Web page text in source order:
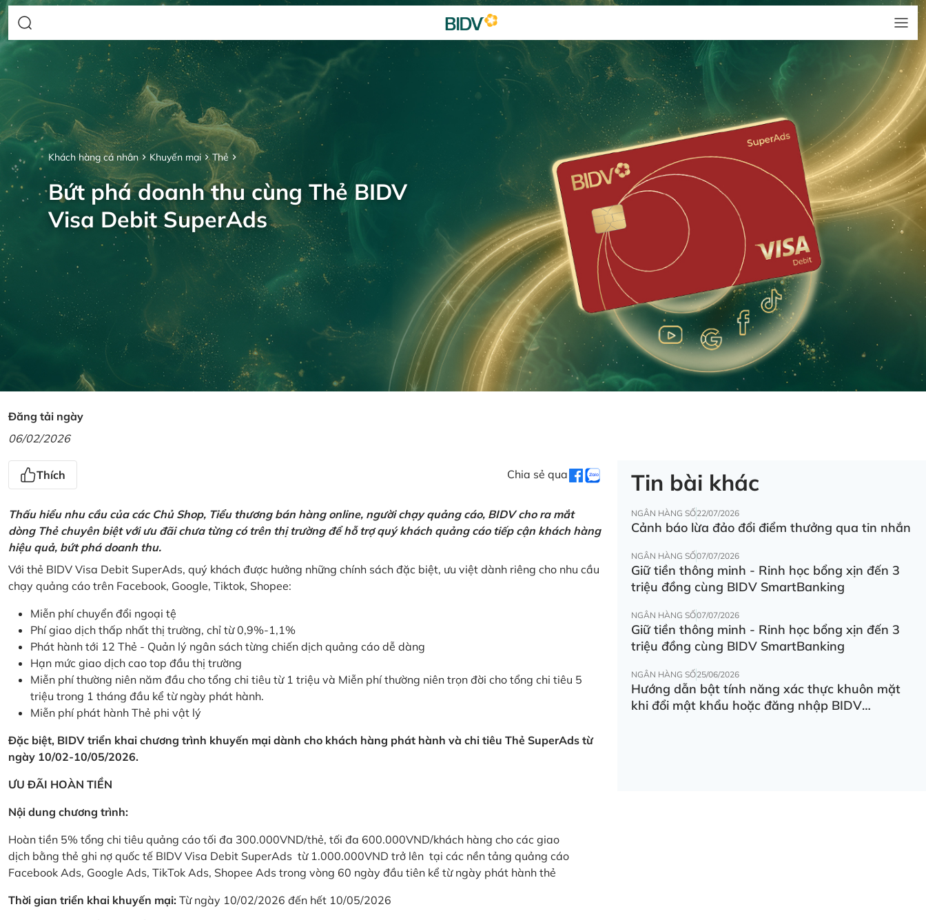
Khách hàng cá nhân Khuyến mại Thẻ
Bứt phá doanh thu cùng Thẻ BIDV
Visa Debit SuperAds
Đăng tải ngày
06/02/2026
Thích Chia sẻ qua
Thấu hiểu nhu cầu của các Chủ Shop, Tiểu thương bán hàng online, người chạy quảng cáo, BIDV cho ra mắt
dòng Thẻ chuyên biệt với ưu đãi chưa từng có trên thị trường để hỗ trợ quý khách quảng cáo tiếp cận khách hàng
hiệu quả, bứt phá doanh thu.
Với thẻ BIDV Visa Debit SuperAds, quý khách được hưởng những chính sách đặc biệt, ưu việt dành riêng cho nhu cầu
chạy quảng cáo trên Facebook, Google, Tiktok, Shopee:
Miễn phí chuyển đổi ngoại tệ
Phí giao dịch thấp nhất thị trường, chỉ từ 0,9%-1,1%
Phát hành tới 12 Thẻ - Quản lý ngân sách từng chiến dịch quảng cáo dễ dàng
Hạn mức giao dịch cao top đầu thị trường
Miễn phí thường niên năm đầu cho tổng chi tiêu từ 1 triệu và Miễn phí thường niên trọn đời cho tổng chi tiêu 5
triệu trong 1 tháng đầu kể từ ngày phát hành.
Miễn phí phát hành Thẻ phi vật lý
Đặc biệt, BIDV triển khai chương trình khuyến mại dành cho khách hàng phát hành và chi tiêu Thẻ SuperAds từ
ngày 10/02-10/05/2026.
ƯU ĐÃI HOÀN TIỀN
Nội dung chương trình:
Hoàn tiền 5% tổng chi tiêu quảng cáo tối đa 300.000VND/thẻ, tối đa 600.000VND/khách hàng cho các giao
dịch bằng thẻ ghi nợ quốc tế BIDV Visa Debit SuperAds từ 1.000.000VND trở lên tại các nền tảng quảng cáo
Facebook Ads, Google Ads, TikTok Ads, Shopee Ads trong vòng 60 ngày đầu tiên kể từ ngày phát hành thẻ
Thời gian triển khai khuyến mại: Từ ngày 10/02/2026 đến hết 10/05/2026
Tin bài khác
NGÂN HÀNG SỐ22/07/2026
Cảnh báo lừa đảo đổi điểm thưởng qua tin nhắn
NGÂN HÀNG SỐ07/07/2026
Giữ tiền thông minh - Rinh học bổng xịn đến 3
triệu đồng cùng BIDV SmartBanking
NGÂN HÀNG SỐ07/07/2026
Giữ tiền thông minh - Rinh học bổng xịn đến 3
triệu đồng cùng BIDV SmartBanking
NGÂN HÀNG SỐ25/06/2026
Hướng dẫn bật tính năng xác thực khuôn mặt
khi đổi mật khẩu hoặc đăng nhập BIDV